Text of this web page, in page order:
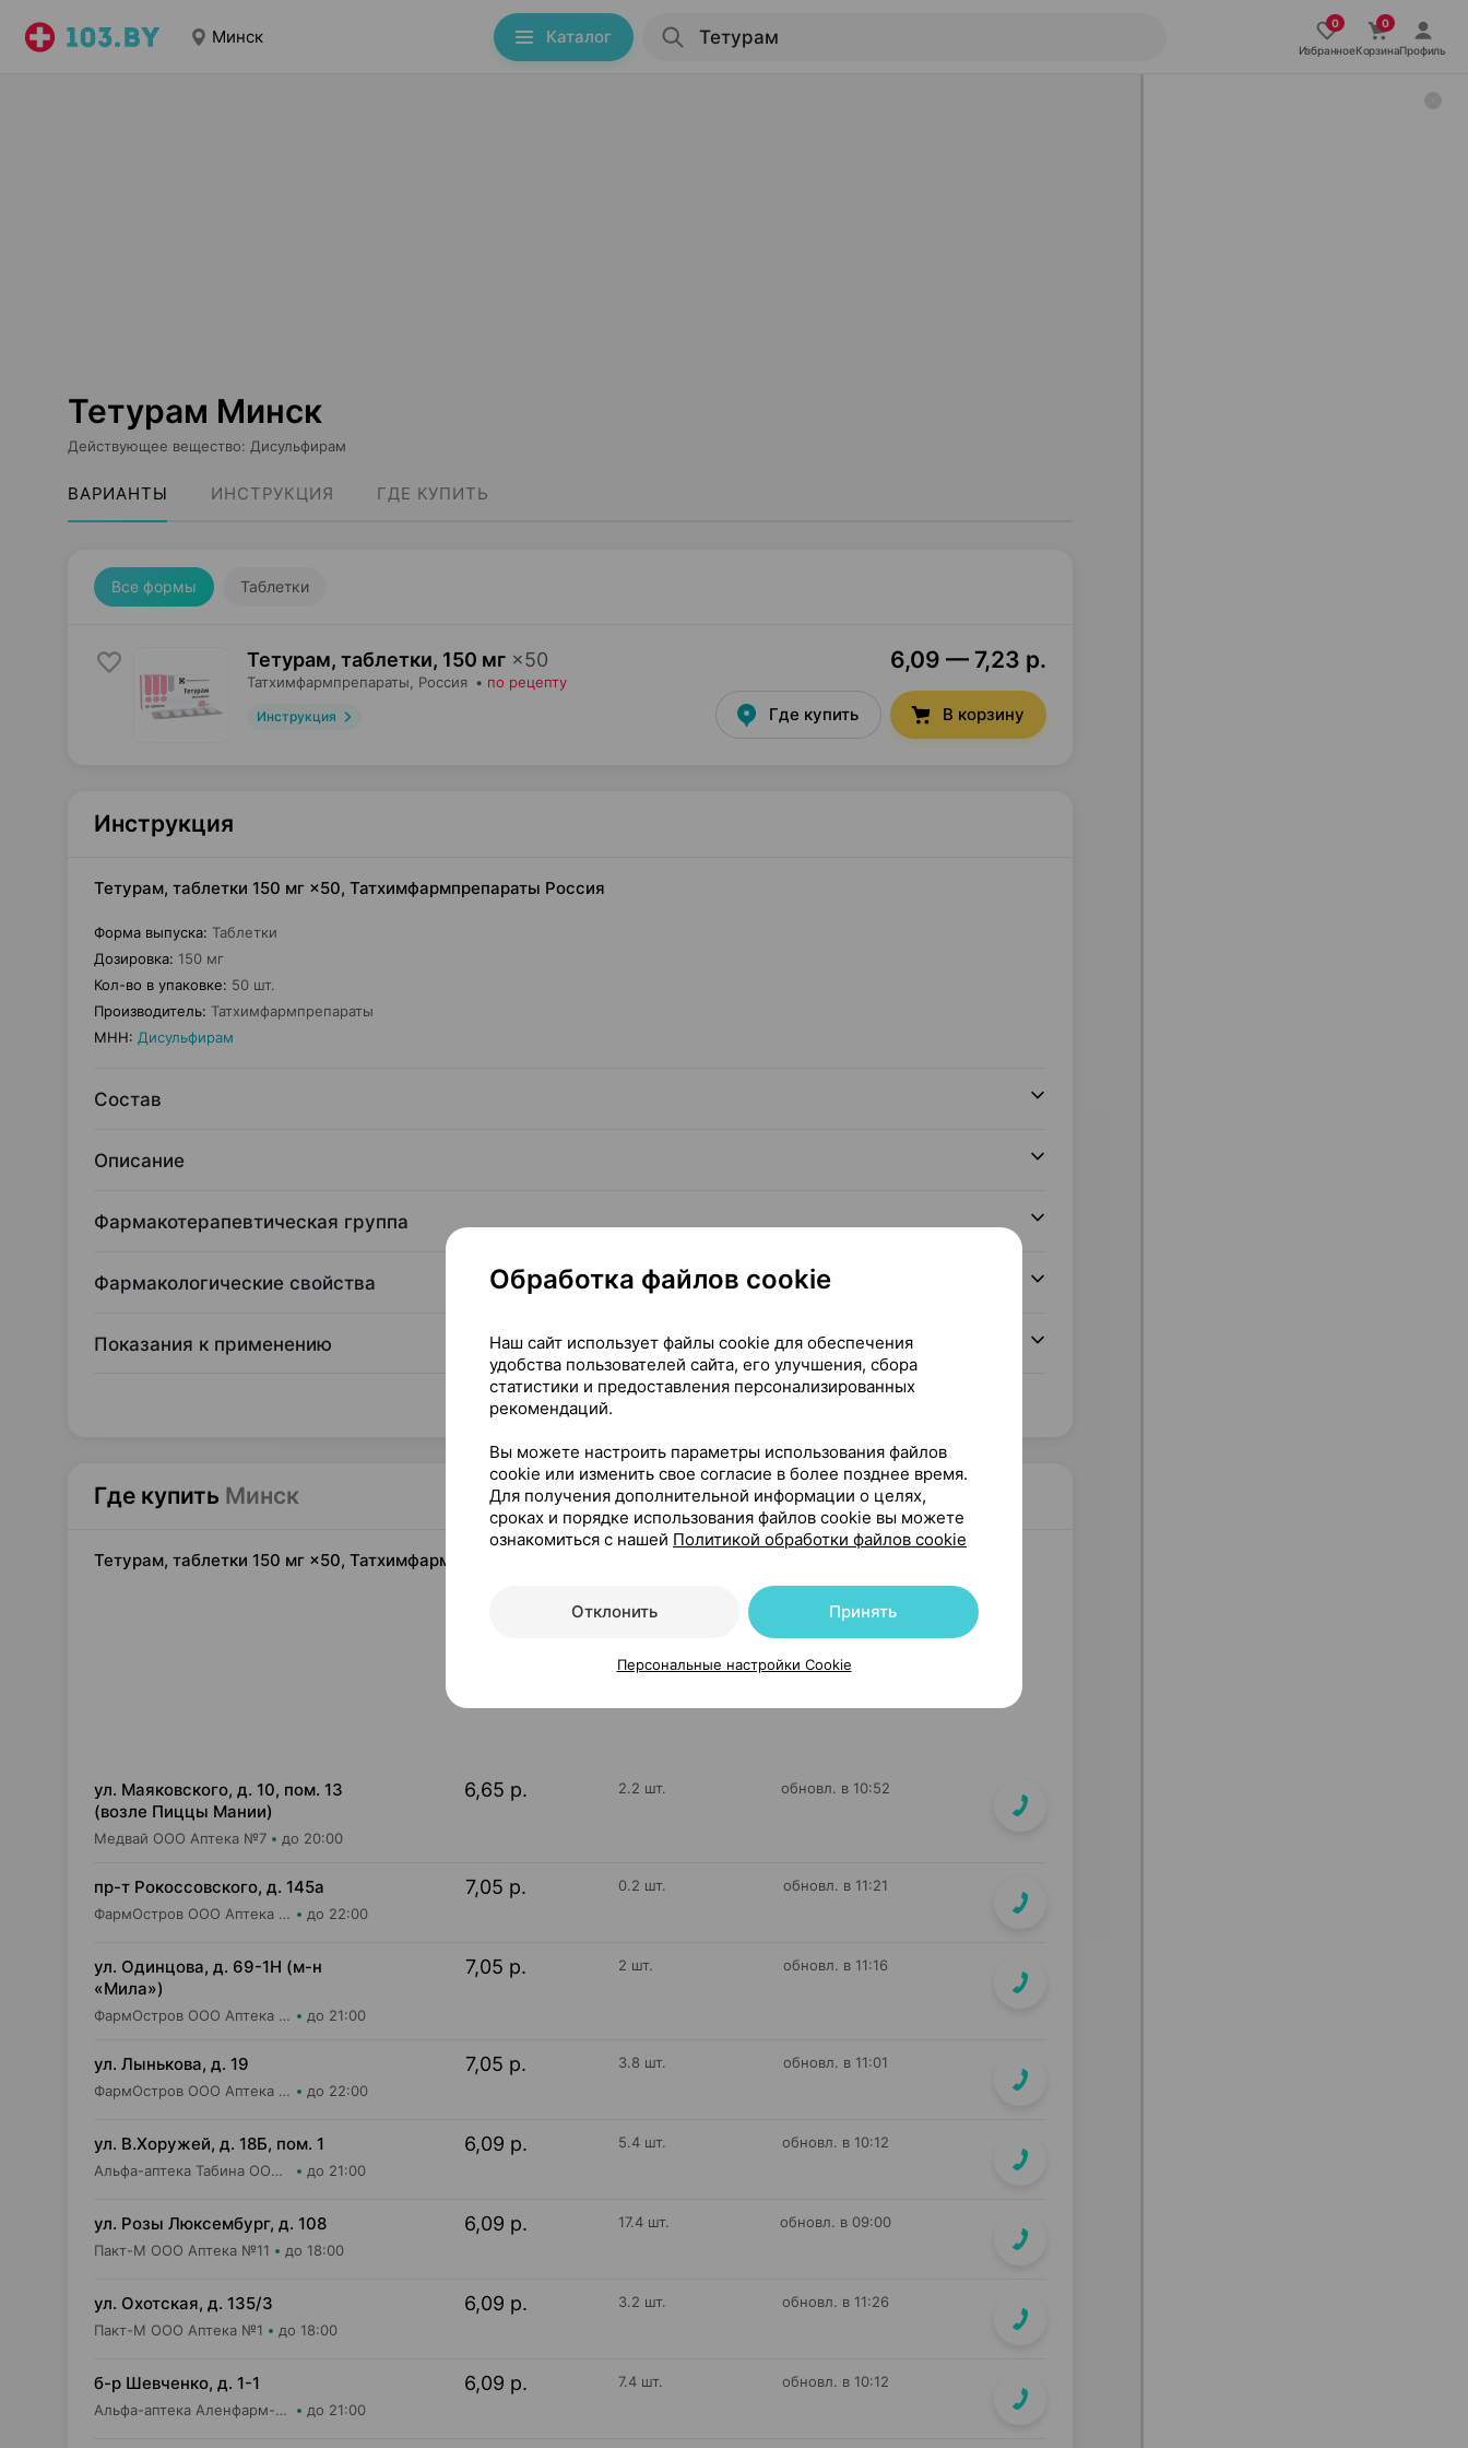
Минск Каталог
ИзбранноеКорзинаПрофиль
Тетурам Минск
Действующее вещество: Дисульфирам
ВАРИАНТЫ ИНСТРУКЦИЯ ГДЕ КУПИТЬ
Все формы Таблетки
Тетурам, таблетки, 150 мг ×50
Татхимфармпрепараты , Россия • по рецепту
Инструкция
6,09 — 7,23 р.
Где купить В корзину
Инструкция
Тетурам, таблетки 150 мг ×50, Татхимфармпрепараты Россия
Форма выпуска: Таблетки
Дозировка: 150 мг
Кол-во в упаковке: 50 шт.
Производитель: Татхимфармпрепараты
МНН: Дисульфирам
Состав
Описание
Фармакотерапевтическая группа
Фармакологические свойства
Показания к применению
Читать полностью
Где купить Минск
Тетурам, таблетки 150 мг ×50, Татхимфармпрепараты Россия
354
ул. Маяковского, д. 10, пом. 13
(возле Пиццы Мании)
Медвай ООО Аптека №7 до 20:00
6,65 р. 2.2 шт. обновл. в 10:52
пр-т Рокоссовского, д. 145а
ФармОстров ООО Аптека №9 на Рокоссовского до 22:00
7,05 р. 0.2 шт. обновл. в 11:21
ул. Одинцова, д. 69-1Н (м-н
«Мила»)
ФармОстров ООО Аптека №16 на Одинцова до 21:00
7,05 р. 2 шт. обновл. в 11:16
ул. Лынькова, д. 19
ФармОстров ООО Аптека №7 на Лынькова до 22:00
7,05 р. 3.8 шт. обновл. в 11:01
ул. В.Хоружей, д. 18Б, пом. 1
Альфа-аптека Табина ООО Аптека №11 до 21:00
6,09 р. 5.4 шт. обновл. в 10:12
ул. Розы Люксембург, д. 108
Пакт-М ООО Аптека №11 до 18:00
6,09 р. 17.4 шт. обновл. в 09:00
ул. Охотская, д. 135/3
Пакт-М ООО Аптека №1 до 18:00
6,09 р. 3.2 шт. обновл. в 11:26
б-р Шевченко, д. 1-1
Альфа-аптека Аленфарм-Плюс ОДО Аптека №2 до 21:00
6,09 р. 7.4 шт. обновл. в 10:12
Обработка файлов cookie
Наш сайт использует файлы cookie для обеспечения
удобства пользователей сайта, его улучшения, сбора
статистики и предоставления персонализированных
рекомендаций.
Вы можете настроить параметры использования файлов
cookie или изменить свое согласие в более позднее время.
Для получения дополнительной информации о целях,
сроках и порядке использования файлов cookie вы можете
ознакомиться с нашей Политикой обработки файлов cookie
Отклонить Принять
Персональные настройки Cookie